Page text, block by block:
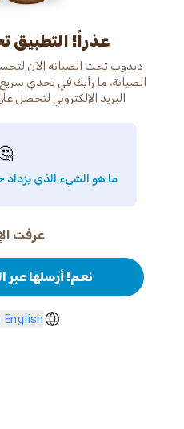
عذراً! التطبيق
دبدوب تحت الصيانة الآن
الصيانة، ما رأيك في تحدي
البريد الإلكتروني
ما هو الشيء الذي
عرفت
نعم! أرسلها عبر